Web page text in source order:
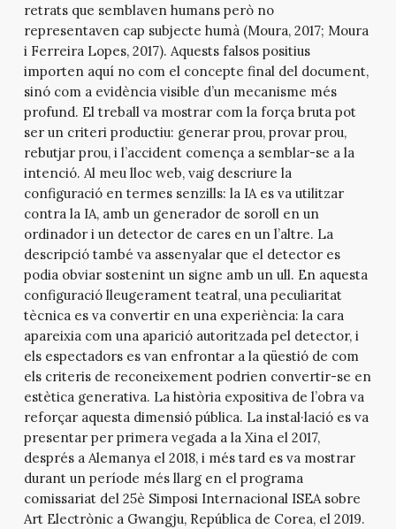
retrats que semblaven humans però no
representaven cap subjecte humà (Moura, 2017; Moura
i Ferreira Lopes, 2017). Aquests falsos positius
importen aquí no com el concepte final del document,
sinó com a evidència visible d’un mecanisme més
profund. El treball va mostrar com la força bruta pot
ser un criteri productiu: generar prou, provar prou,
rebutjar prou, i l’accident comença a semblar-se a la
intenció. Al meu lloc web, vaig descriure la
configuració en termes senzills: la IA es va utilitzar
contra la IA, amb un generador de soroll en un
ordinador i un detector de cares en un l’altre. La
descripció també va assenyalar que el detector es
podia obviar sostenint un signe amb un ull. En aquesta
configuració lleugerament teatral, una peculiaritat
tècnica es va convertir en una experiència: la cara
apareixia com una aparició autoritzada pel detector, i
els espectadors es van enfrontar a la qüestió de com
els criteris de reconeixement podrien convertir-se en
estètica generativa. La història expositiva de l’obra va
reforçar aquesta dimensió pública. La instal·lació es va
presentar per primera vegada a la Xina el 2017,
després a Alemanya el 2018, i més tard es va mostrar
durant un període més llarg en el programa
comissariat del 25è Simposi Internacional ISEA sobre
Art Electrònic a Gwangju, República de Corea, el 2019.